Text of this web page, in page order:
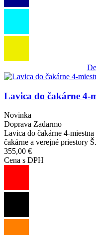
Obrázok
Lavica do čakárne 4-
Novinka
Doprava Zadarmo
Lavica do čakárne 4-
čakárne a verejné priestory
355,00 €
Cena s DPH